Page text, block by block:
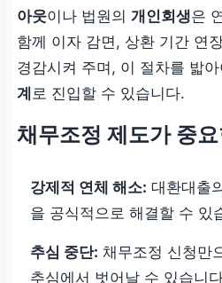
아웃이나 법원의 개인회생은
함께 이자 감면, 상환 기간 연
경감시켜 주며, 이 절차를 밟
계 로 진입할 수 있습니다.
채무조정 제도가 중
강제적 연체 해소: 대환대출
을 공식적으로 해결할 수 있
추심 중단: 채무조정 신청만
추심에서 벗어날 수 있습니